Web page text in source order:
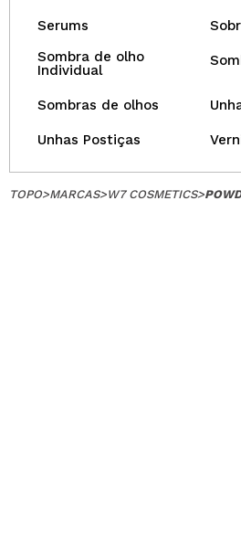
Serums
Sombra de olho
Individual
Sombras de olhos
Unhas Postiças
TOPO>MARCAS>W7 COSMETICS>